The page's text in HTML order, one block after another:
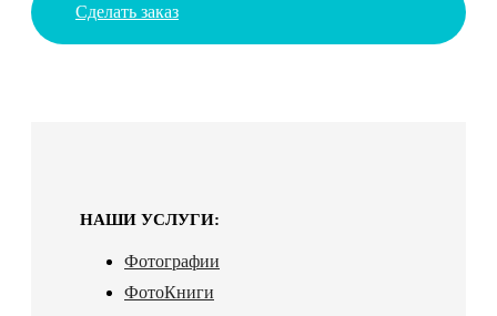
Сделать заказ
НАШИ УСЛУГИ:
Фотографии
ФотоКниги